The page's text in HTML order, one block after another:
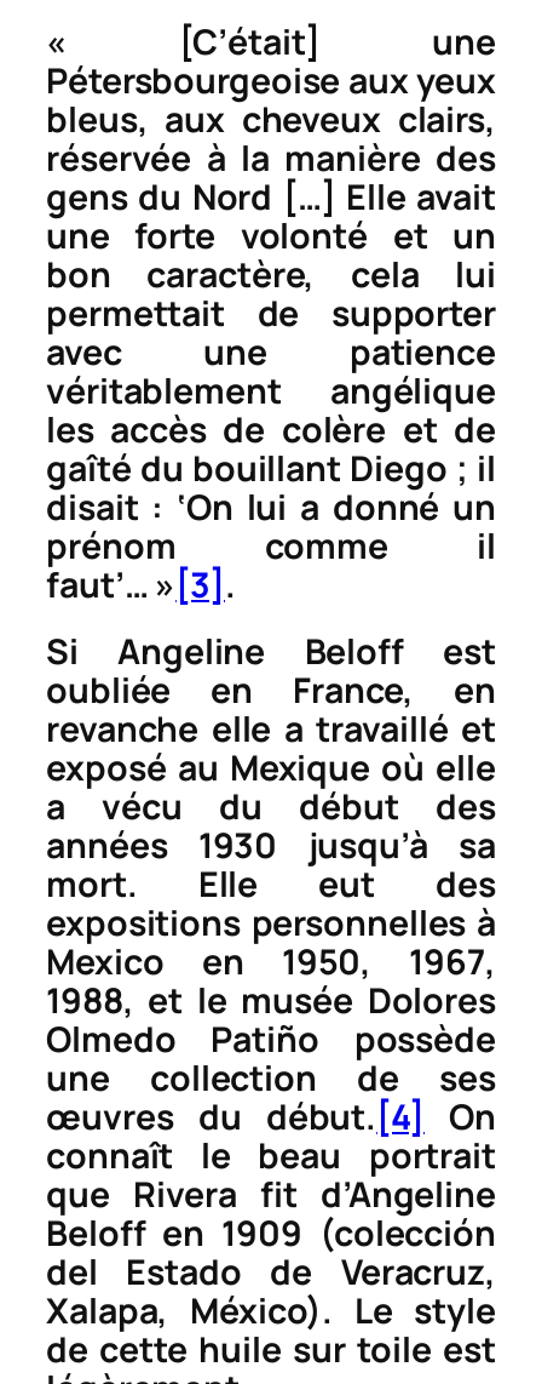
« [C’était] une
Pétersbourgeoise aux yeux
bleus, aux cheveux clairs,
réservée à la manière des
gens du Nord […] Elle avait
une forte volonté et un
bon caractère, cela lui
permettait de supporter
avec une patience
véritablement angélique
les accès de colère et de
gaîté du bouillant Diego ; il
disait : ‘On lui a donné un
prénom comme il
faut’… » [3] .
Si Angeline Beloff est
oubliée en France, en
revanche elle a travaillé et
exposé au Mexique où elle
a vécu du début des
années 1930 jusqu’à sa
mort. Elle eut des
expositions personnelles à
Mexico en 1950, 1967,
1988, et le musée Dolores
Olmedo Patiño possède
une collection de ses
œuvres du début. [4]
On
connaît le beau portrait
que Rivera fit d’Angeline
Beloff en 1909 (colección
del Estado de Veracruz,
Xalapa, México). Le style
de cette huile sur toile est